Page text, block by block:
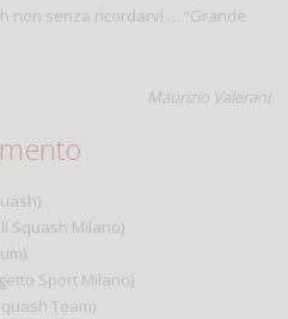
non senza ricordarvi … “Grande
Maurizio Valerani
Squash Milano)
Sport Milano)
Team)